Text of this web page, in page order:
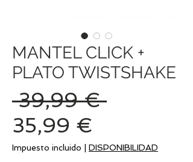
MANTEL CLICK +
PLATO TWISTSHAKE
39,99 € Precio
35,99 €
de
Impuesto incluido DISPONIBILIDAD